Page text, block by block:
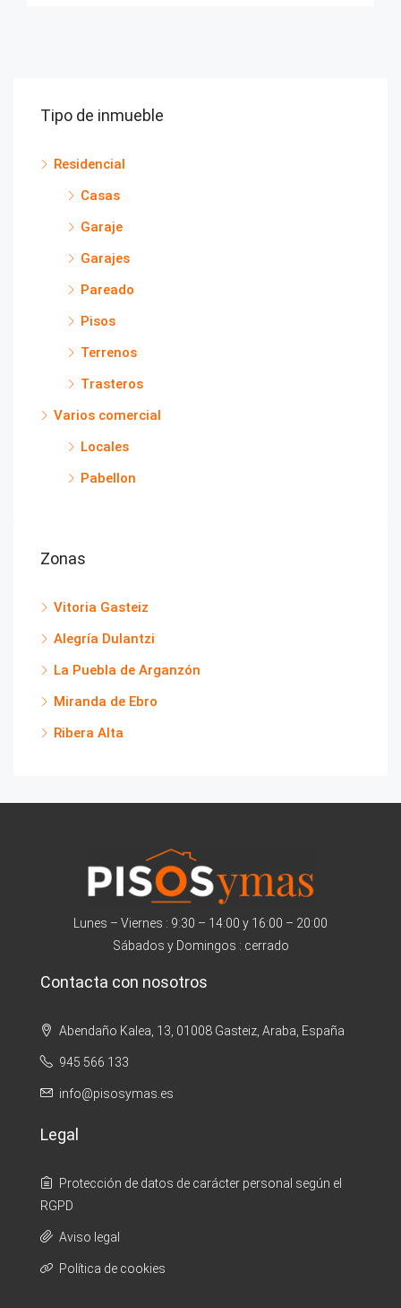
Tipo de inmueble
Residencial
Casas
Garaje
Garajes
Pareado
Pisos
Terrenos
Trasteros
Varios comercial
Locales
Pabellon
Zonas
Vitoria Gasteiz
Alegría Dulantzi
La Puebla de Arganzón
Miranda de Ebro
Ribera Alta
Lunes – Viernes : 9:30 – 14:00 y 16:00 – 20:00
Sábados y Domingos : cerrado
Contacta con nosotros
Abendaño Kalea, 13, 01008 Gasteiz, Araba, España
945 566 133
info@pisosymas.es
Legal
Protección de datos de carácter personal según el
RGPD
Aviso legal
Política de cookies